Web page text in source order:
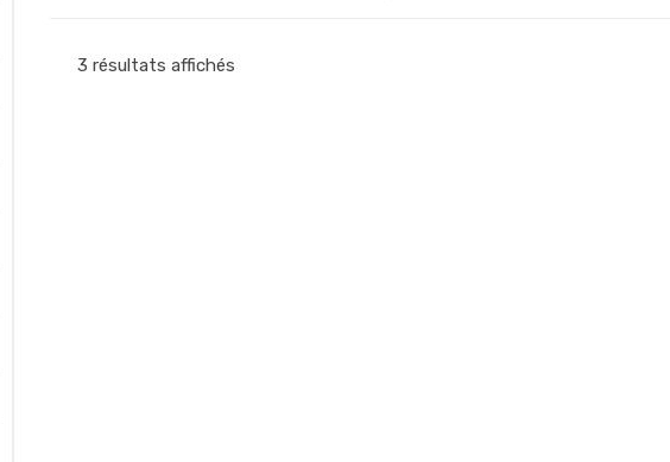
3 résultats affichés